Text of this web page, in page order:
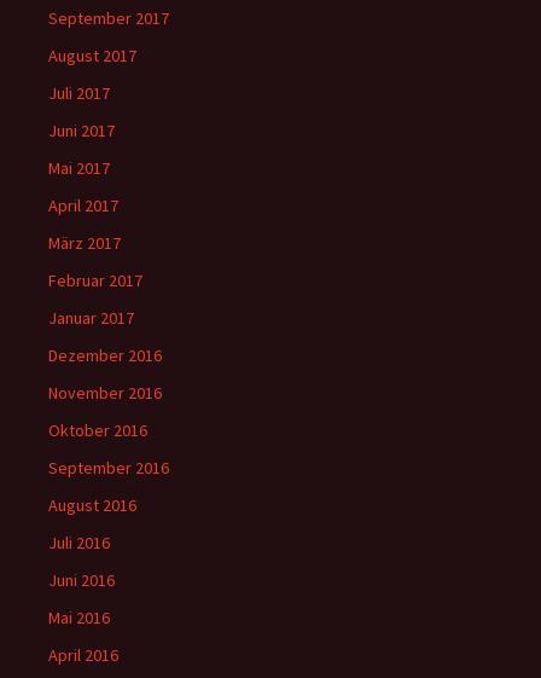
September 2017
August 2017
Juli 2017
Juni 2017
Mai 2017
April 2017
März 2017
Februar 2017
Januar 2017
Dezember 2016
November 2016
Oktober 2016
September 2016
August 2016
Juli 2016
Juni 2016
Mai 2016
April 2016